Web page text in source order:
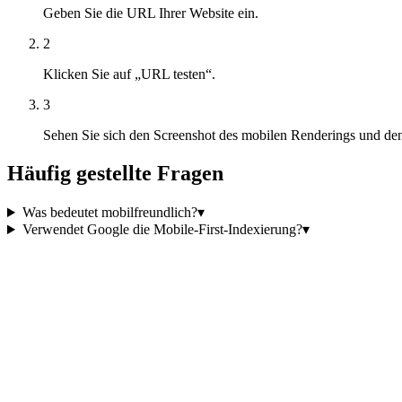
Geben Sie die URL Ihrer Website ein.
2
Klicken Sie auf „URL testen“.
3
Sehen Sie sich den Screenshot des mobilen Renderings und
Häufig gestellte Fragen
Was bedeutet mobilfreundlich?▾
Verwendet Google die Mobile-First-Indexierung?▾